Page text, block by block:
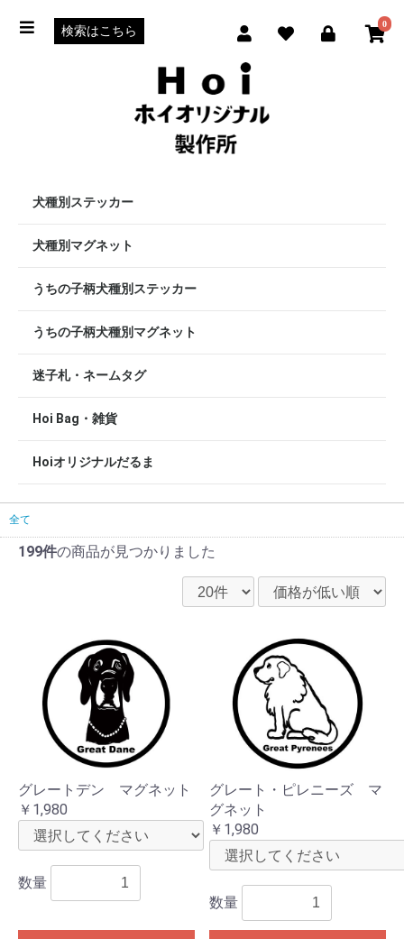
0
犬種別ステッカー
犬種別マグネット
うちの子柄犬種別ステッカー
うちの子柄犬種別マグネット
迷子札・ネームタグ
Hoi Bag・雑貨
Hoiオリジナルだるま
全て
199件の商品が見つかりました
グレートデン マグネット
￥1,980
数量
グレート・ピレニーズ マ
グネット
￥1,980
数量